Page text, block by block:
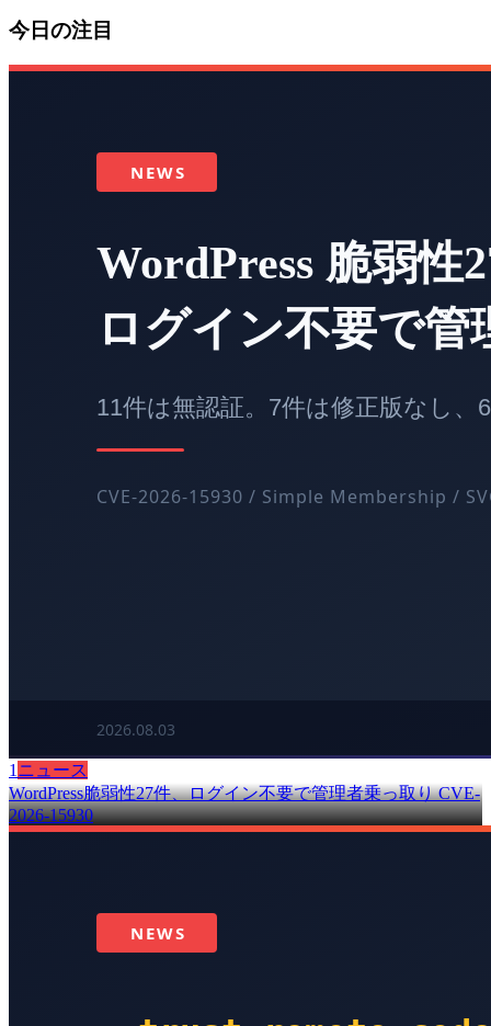
今日の注目
1 ニュース
WordPress脆弱性27件、ログイン不要で管理者乗っ取り CVE-
2026-15930